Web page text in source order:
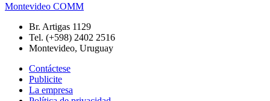
Montevideo COMM
Br. Artigas 1129
Tel. (+598) 2402 2516
Montevideo, Uruguay
Contáctese
Publicite
La empresa